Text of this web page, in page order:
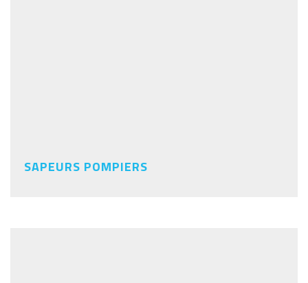
SAPEURS POMPIERS